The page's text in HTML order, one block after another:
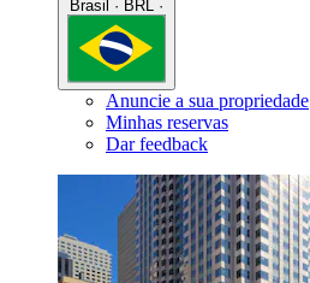
Anuncie a sua propriedade
Minhas reservas
Dar feedback